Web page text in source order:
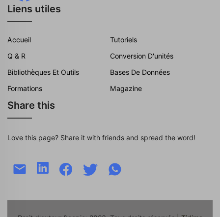
Liens utiles
Accueil
Tutoriels
Q & R
Conversion D'unités
Bibliothèques Et Outils
Bases De Données
Formations
Magazine
Share this
Love this page? Share it with friends and spread the word!